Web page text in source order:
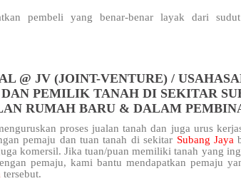
pembeli yang benar-benar layak dari
@ JV (JOINT-VENTURE) /
PEMILIK TANAH DI SEKITAR
RUMAH BARU & DALAM
proses jualan tanah dan juga urus
pemaju dan tuan tanah di sekitar Subang Jaya
komersil. Jika tuan/puan memiliki tanah yang
pemaju, kami bantu mendapatkan pemaju
tersebut.